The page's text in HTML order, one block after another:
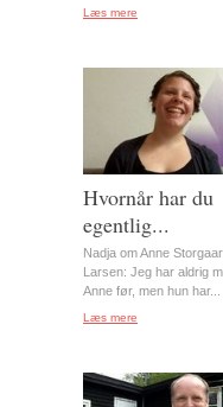
Læs mere
Hvornår har du
egentlig...
Nadja om Anne
Larsen: Jeg har aldrig
Anne før, men hun har...
Læs mere